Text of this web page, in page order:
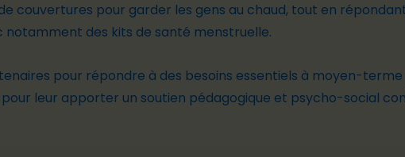
couvertures pour garder les gens au chaud, tout en
notamment des kits de santé menstruelle.
pour répondre à des besoins essentiels à moyen-
leur apporter un soutien pédagogique et psycho-social